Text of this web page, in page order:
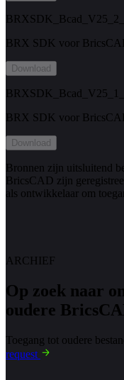
BRX SDK voor
Download
BRX SDK voor
Download
Bronnen zijn uitsluitend
BricsCAD zijn
als ontwikkelaar om
ARCHIEF
Op zoek naar
oudere
Toegang tot oudere
request